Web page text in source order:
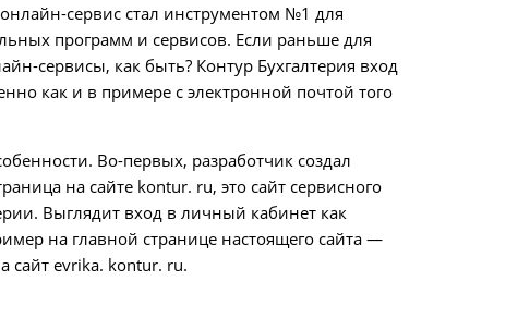
сервис стал инструментом №1 для
программ и сервисов. Если раньше для
сервисы, как быть? Контур Бухгалтерия вход
как и в примере с электронной почтой того
Во-первых, разработчик создал
на сайте kontur. ru, это сайт сервисного
Выглядит вход в личный кабинет как
на главной странице настоящего сайта —
сайт evrika. kontur. ru.